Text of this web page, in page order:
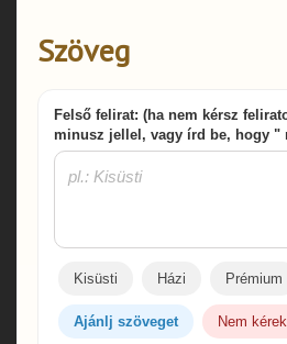
Szöveg
Felső felirat: (ha nem kérsz
minusz jellel, vagy írd be, hogy "
Kisüsti Házi Prémium
Ajánlj szöveget Nem